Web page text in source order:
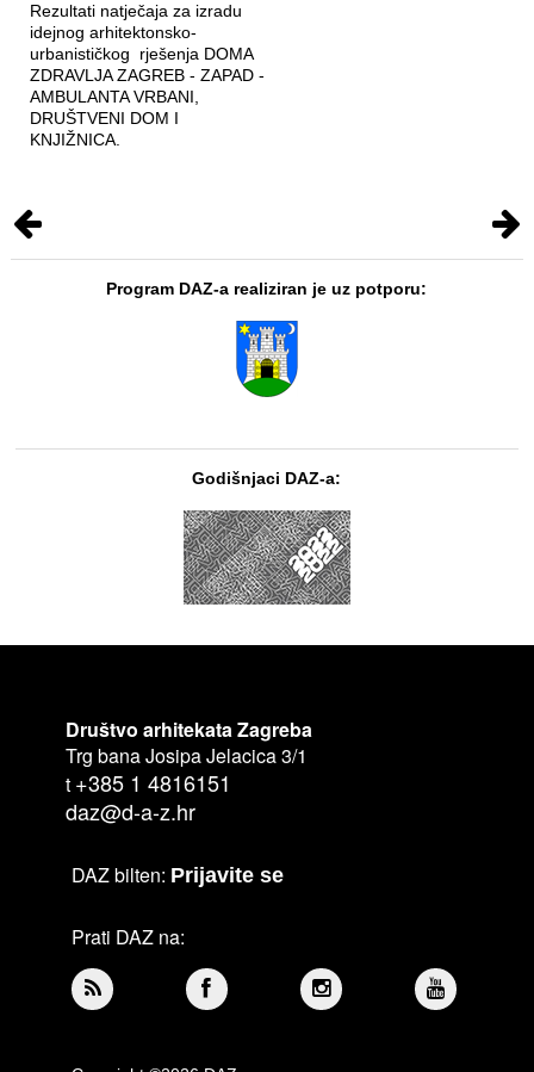
Rezultati natječaja za izradu
idejnog arhitektonsko-
urbanističkog rješenja DOMA
ZDRAVLJA ZAGREB - ZAPAD -
AMBULANTA VRBANI,
DRUŠTVENI DOM I
KNJIŽNICA.
Program DAZ-a realiziran je uz potporu:
Godišnjaci DAZ-a:
Društvo arhitekata Zagreba
Trg bana Josipa Jelacica 3/1
t +385 1 4816151
daz@d-a-z.hr
DAZ bilten: Prijavite se
Prati DAZ na: